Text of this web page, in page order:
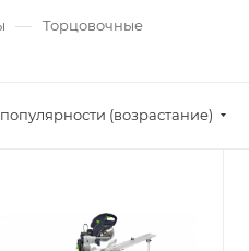
— Торцовочные
(возрастание)